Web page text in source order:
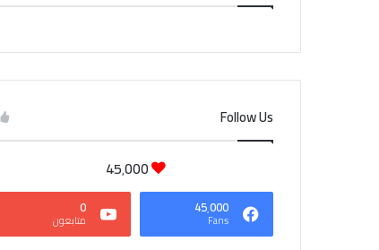
Follow Us
45٬000
45٬000
Fans
0
متابعون